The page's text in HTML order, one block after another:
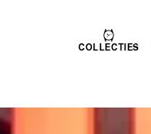
COLLECTIES